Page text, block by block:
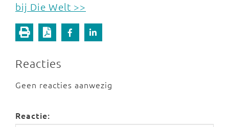
bij Die Welt >>
Reacties
Geen reacties aanwezig
Reactie: